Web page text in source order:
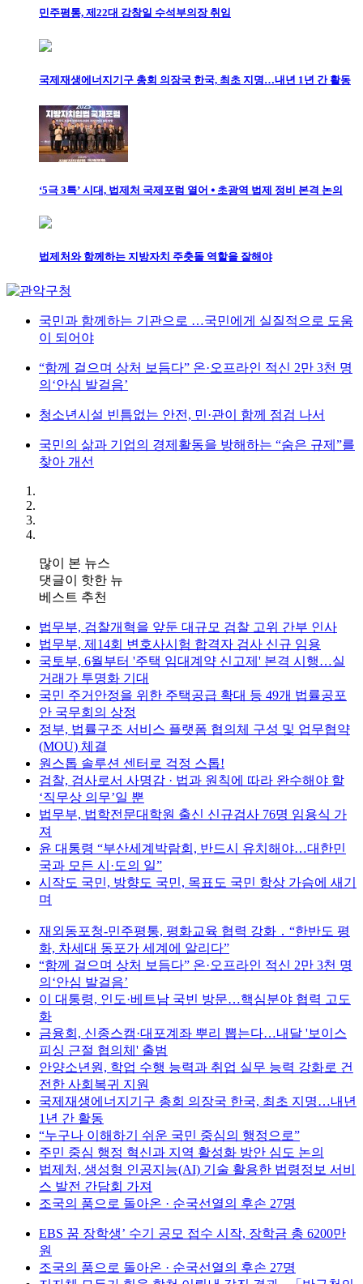
민주평통, 제22대 강창일 수석부의장 취임
국제재생에너지기구 총회 의장국 한국, 최초 지명…내년 1년 간 활동
‘5극 3특’ 시대, 법제처 국제포럼 열어 ⦁ 초광역 법제 정비 본격 논의
법제처와 함께하는 지방자치 주춧돌 역할을 잘해야
국민과 함께하는 기관으로 …국민에게 실질적으로 도움
이 되어야
“함께 걸으며 상처 보듬다” 온·오프라인 적신 2만 3천 명
의‘안심 발걸음’
청소년시설 빈틈없는 안전, 민·관이 함께 점검 나서
국민의 삶과 기업의 경제활동을 방해하는 “숨은 규제”를
찾아 개선
많이 본 뉴스
댓글이 핫한 뉴
베스트 추천
법무부, 검찰개혁을 앞둔 대규모 검찰 고위 간부 인사
법무부, 제14회 변호사시험 합격자 검사 신규 임용
국토부, 6월부터 '주택 임대계약 신고제' 본격 시행…실
거래가 투명화 기대
국민 주거안정을 위한 주택공급 확대 등 49개 법률공포
안 국무회의 상정
정부, 법률구조 서비스 플랫폼 협의체 구성 및 업무협약
(MOU) 체결
원스톱 솔루션 센터로 걱정 스톱!
검찰, 검사로서 사명감 · 법과 원칙에 따라 완수해야 할
‘직무상 의무’일 뿐
법무부, 법학전문대학원 출신 신규검사 76명 임용식 가
져
윤 대통령 “부산세계박람회, 반드시 유치해야…대한민
국과 모든 시·도의 일”
시작도 국민, 방향도 국민, 목표도 국민 항상 가슴에 새기
며
재외동포청-민주평통, 평화교육 협력 강화 ․ “한반도 평
화, 차세대 동포가 세계에 알리다”
“함께 걸으며 상처 보듬다” 온·오프라인 적신 2만 3천 명
의‘안심 발걸음’
이 대통령, 인도·베트남 국빈 방문…핵심분야 협력 고도
화
금융회, 신종스캠·대포계좌 뿌리 뽑는다…내달 '보이스
피싱 근절 협의체' 출범
안양소년원, 학업 수행 능력과 취업 실무 능력 강화로 건
전한 사회복귀 지원
국제재생에너지기구 총회 의장국 한국, 최초 지명…내년
1년 간 활동
“누구나 이해하기 쉬운 국민 중심의 행정으로”
주민 중심 행정 혁신과 지역 활성화 방안 심도 논의
법제처, 생성형 인공지능(AI) 기술 활용한 법령정보 서비
스 발전 간담회 가져
조국의 품으로 돌아온 · 순국선열의 후손 27명
EBS 꿈 장학생’ 수기 공모 접수 시작, 장학금 총 6200만
원
조국의 품으로 돌아온 · 순국선열의 후손 27명